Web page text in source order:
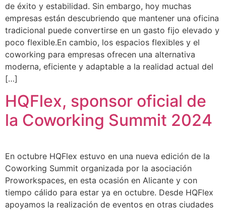
de éxito y estabilidad. Sin embargo, hoy muchas
empresas están descubriendo que mantener una oficina
tradicional puede convertirse en un gasto fijo elevado y
poco flexible.En cambio, los espacios flexibles y el
coworking para empresas ofrecen una alternativa
moderna, eficiente y adaptable a la realidad actual del
[…]
HQFlex, sponsor oficial de
la Coworking Summit 2024
En octubre HQFlex estuvo en una nueva edición de la
Coworking Summit organizada por la asociación
Proworkspaces, en esta ocasión en Alicante y con
tiempo cálido para estar ya en octubre. Desde HQFlex
apoyamos la realización de eventos en otras ciudades